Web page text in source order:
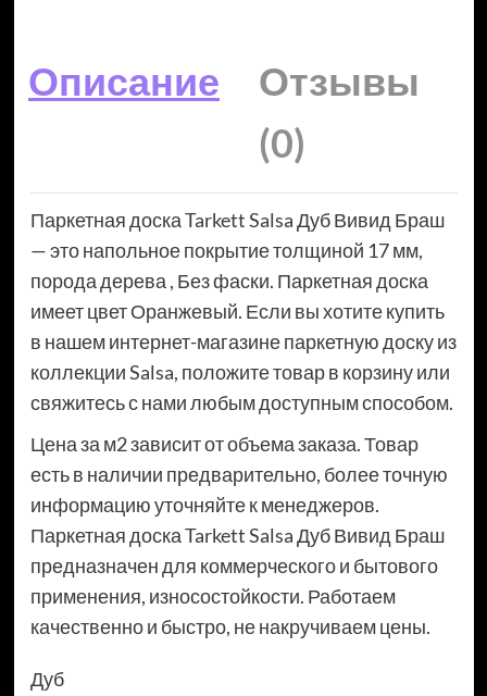
Описание
Отзывы
(0)
Паркетная доска Tarkett Salsa Дуб Вивид Браш
— это напольное покрытие толщиной 17 мм,
порода дерева , Без фаски. Паркетная доска
имеет цвет Оранжевый. Если вы хотите купить
в нашем интернет-магазине паркетную доску из
коллекции Salsa, положите товар в корзину или
свяжитесь с нами любым доступным способом.
Цена за м2 зависит от объема заказа. Товар
есть в наличии предварительно, более точную
информацию уточняйте к менеджеров.
Паркетная доска Tarkett Salsa Дуб Вивид Браш
предназначен для коммерческого и бытового
применения, износостойкости. Работаем
качественно и быстро, не накручиваем цены.
Дуб